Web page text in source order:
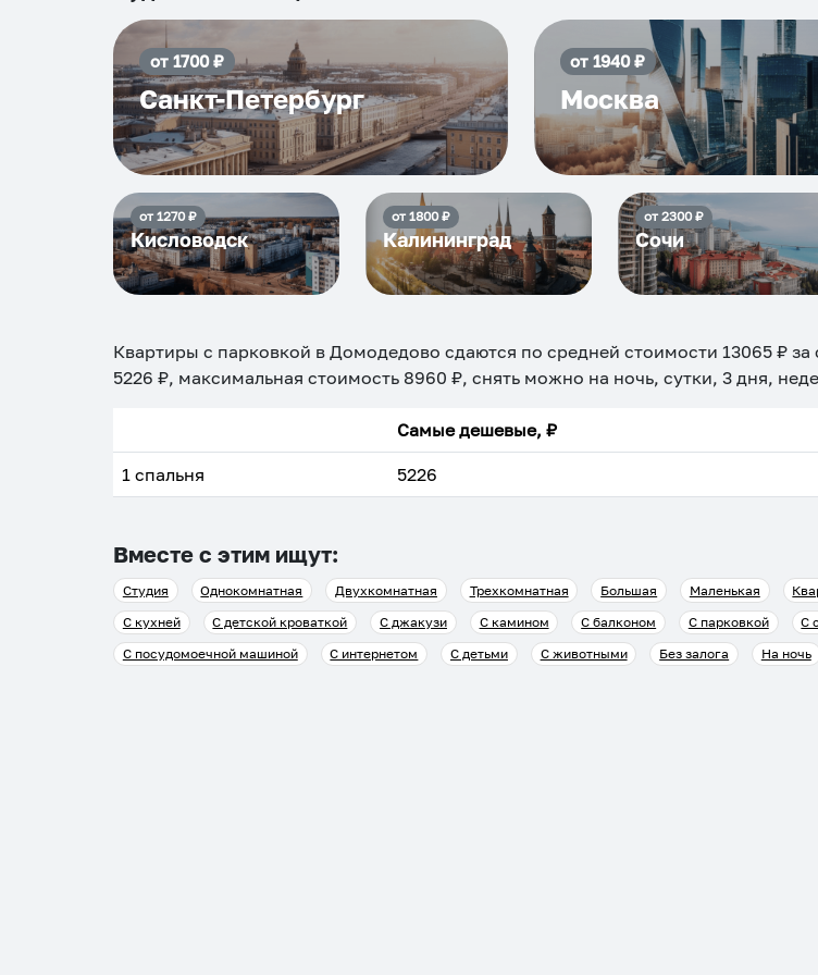
от 1700₽
Санкт-Петербург
от1940₽
Москва
от 1270₽
Кисловодск
от 1800₽
Калининград
от 2300₽
Сочи
Квартиры с парковкой в Домодедово сдаются по средней стоимости 13065 ₽ за
5226 ₽, максимальная стоимость 8960 ₽, снять можно на ночь, сутки, 3 дня,
Самые дешевые, ₽
1 спальня 5226
Вместе с этим ищут:
Студия Однокомнатная Двухкомнатная Трехкомнатная Большая Маленькая
С кухней
С детской кроваткой С джакузи С камином С балконом С парковкой С
С посудомоечной машиной
С интернетом С детьми С животными Без залога На ночь